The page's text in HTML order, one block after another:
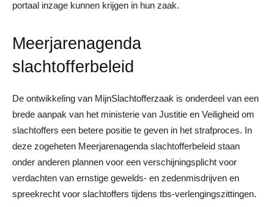
portaal inzage kunnen krijgen in hun zaak.
Meerjarenagenda
slachtofferbeleid
De ontwikkeling van MijnSlachtofferzaak is onderdeel van een
brede aanpak van het ministerie van Justitie en Veiligheid om
slachtoffers een betere positie te geven in het strafproces. In
deze zogeheten Meerjarenagenda slachtofferbeleid staan
onder anderen plannen voor een verschijningsplicht voor
verdachten van ernstige gewelds- en zedenmisdrijven en
spreekrecht voor slachtoffers tijdens tbs-verlengingszittingen.